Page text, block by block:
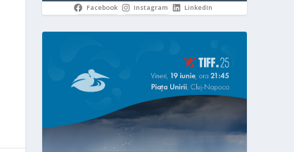
Facebook Instagram LinkedIn